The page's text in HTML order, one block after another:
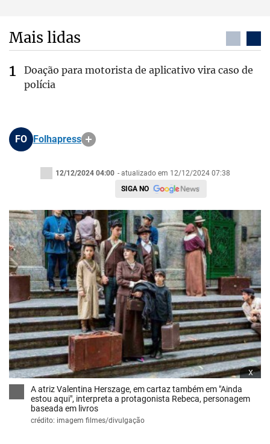
Mais lidas
Doação para motorista de aplicativo vira caso de
polícia
FO Folhapress
12/12/2024 04:00 - atualizado em 12/12/2024 07:38
SIGA NO
x
A atriz Valentina Herszage, em cartaz também em "Ainda
estou aqui", interpreta a protagonista Rebeca, personagem
baseada em livros
crédito: imagem filmes/divulgação